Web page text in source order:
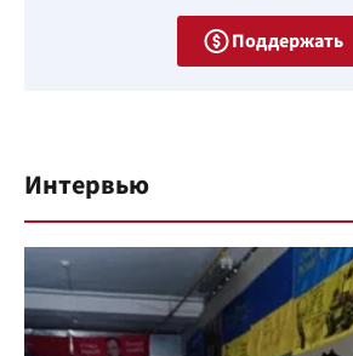
Поддержать
Интервью